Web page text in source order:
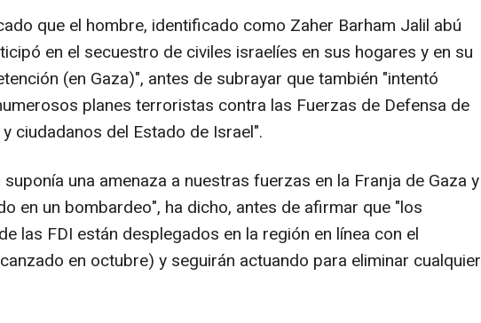
que el hombre, identificado como Zaher Barham Jalil abú
en el secuestro de civiles israelíes en sus hogares y en su
(en Gaza)", antes de subrayar que también "intentó
planes terroristas contra las Fuerzas de Defensa de
ciudadanos del Estado de Israel".
suponía una amenaza a nuestras fuerzas en la Franja de Gaza y
en un bombardeo", ha dicho, antes de afirmar que "los
las FDI están desplegados en la región en línea con el
en octubre) y seguirán actuando para eliminar cualquier